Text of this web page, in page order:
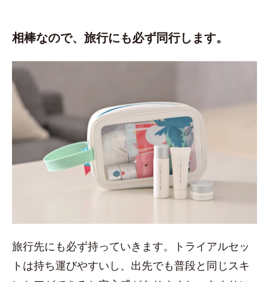
相棒なので、旅行にも必ず同行します。
旅行先にも必ず持っていきます。トライアルセッ
トは持ち運びやすいし、出先でも普段と同じスキ